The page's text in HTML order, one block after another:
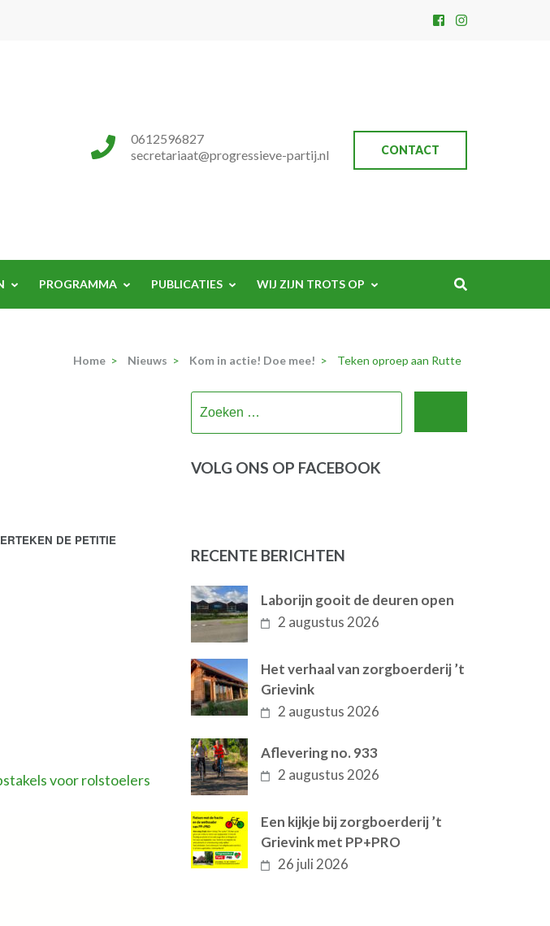
CONTACT
0612596827
secretariaat@progressieve-partij.nl
PROGRAMMA PUBLICATIES WIJ ZIJN TROTS OP
Home > Nieuws > Kom in actie! Doe mee! > Teken oproep aan Rutte
DE PETITIE
voor rolstoelers
VOLG ONS OP FACEBOOK
RECENTE BERICHTEN
Laborijn gooit de deuren open
2 augustus 2026
Het verhaal van zorgboerderij ’t
Grievink
2 augustus 2026
Aflevering no. 933
2 augustus 2026
Een kijkje bij zorgboerderij ’t
Grievink met PP+PRO
26 juli 2026